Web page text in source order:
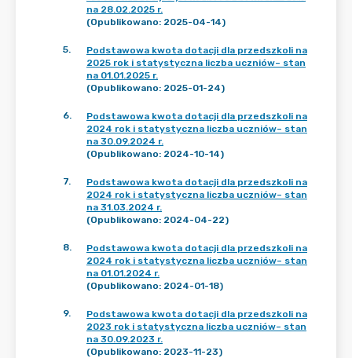
na 28.02.2025 r.
(Opublikowano: 2025-04-14)
5.
Podstawowa kwota dotacji dla przedszkoli na
2025 rok i statystyczna liczba uczniów– stan
na 01.01.2025 r.
(Opublikowano: 2025-01-24)
6.
Podstawowa kwota dotacji dla przedszkoli na
2024 rok i statystyczna liczba uczniów– stan
na 30.09.2024 r.
(Opublikowano: 2024-10-14)
7.
Podstawowa kwota dotacji dla przedszkoli na
2024 rok i statystyczna liczba uczniów– stan
na 31.03.2024 r.
(Opublikowano: 2024-04-22)
8.
Podstawowa kwota dotacji dla przedszkoli na
2024 rok i statystyczna liczba uczniów– stan
na 01.01.2024 r.
(Opublikowano: 2024-01-18)
9.
Podstawowa kwota dotacji dla przedszkoli na
2023 rok i statystyczna liczba uczniów– stan
na 30.09.2023 r.
(Opublikowano: 2023-11-23)